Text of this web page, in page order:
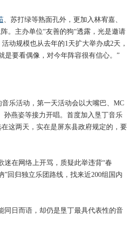
、苏打绿等熟面孔外，更加入林宥嘉、
。主办单位“友善的狗“透露，光是邀请
动规模也从去年的1天扩大举办成2天，
是要看偶像，对今年阵容很有信心。”
乐活动，第一天活动会以大嘴巴、MC
孙燕姿等接力开唱。首度加入垦丁音乐
这两天，实在是屏东县政府规定的，要
迷在网络上开骂，质疑此举违背“春
”回归独立乐团路线，找来近200组国内
日而语，却仍是垦丁最具代表性的音